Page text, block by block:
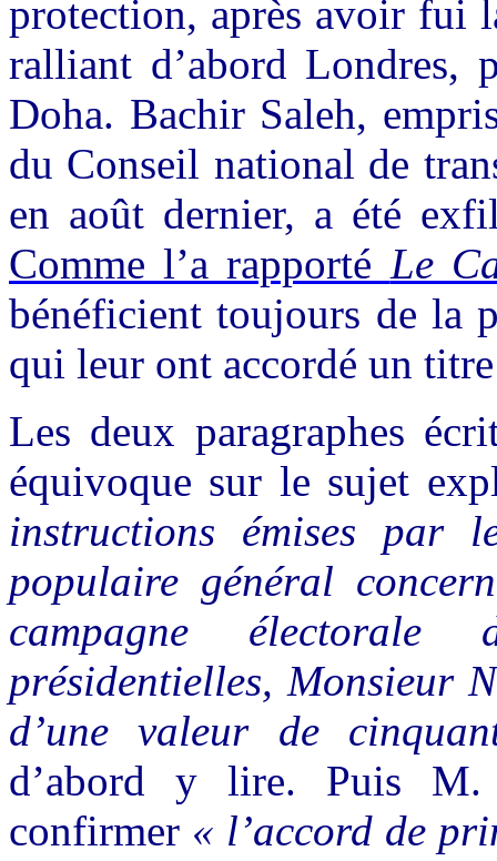
protection, après avoir fui
ralliant d’abord Londres,
Doha. Bachir Saleh,
du Conseil national de
en août dernier, a été
Comme l’a rapporté Le
bénéficient toujours de la
qui leur ont accordé un
Les deux paragraphes
équivoque sur le sujet
instructions émises par
populaire général
campagne
présidentielles, Monsieur
d’une valeur de
d’abord y lire. Puis M.
confirmer « l’accord de